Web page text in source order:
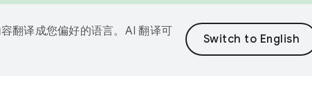
翻译成您偏好的语言。AI 翻译可